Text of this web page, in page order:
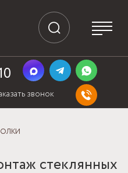
звонок
стеклянных